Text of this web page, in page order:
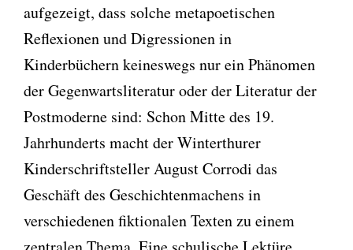
aufgezeigt, dass solche metapoetischen
Reflexionen und Digressionen in
Kinderbüchern keineswegs nur ein Phänomen
der Gegenwartsliteratur oder der Literatur der
Postmoderne sind: Schon Mitte des 19.
Jahrhunderts macht der Winterthurer
Kinderschriftsteller August Corrodi das
Geschäft des Geschichtenmachens in
verschiedenen fiktionalen Texten zu einem